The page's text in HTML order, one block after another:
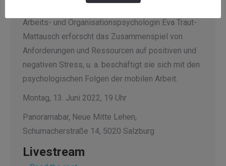
Arbeits- und Organisationspsychologin Eva Traut-
Mattausch erforscht das Zusammenspiel von
Anforderungen und Ressourcen auf positiven und
negativen Stress, u. a. beschäftigt sie sich mit den
psychologischen Folgen der mobilen Arbeit.
Montag, 13. Juni 2022, 19 Uhr
Panoramabar, Neue Mitte Lehen,
Schumacherstraße 14, 5020 Salzburg
Livestream